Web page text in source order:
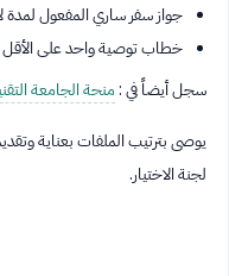
جواز سفر ساري المفعول
خطاب توصية واحد على
سجل أيضاً في :منحة الجامعة
لجنة الاختيار.